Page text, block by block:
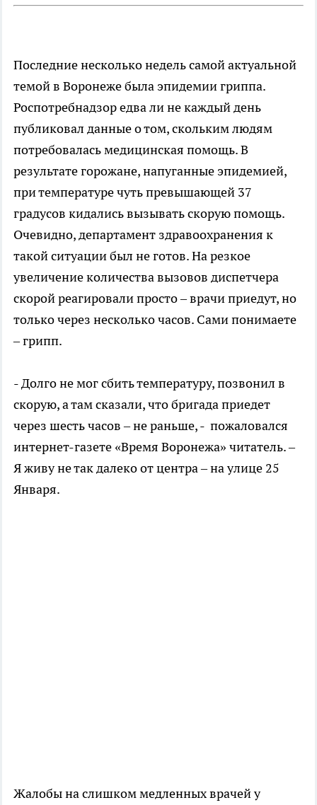
Последние несколько недель самой актуальной
темой в Воронеже была эпидемии гриппа.
Роспотребнадзор едва ли не каждый день
публиковал данные о том, скольким людям
потребовалась медицинская помощь. В
результате горожане, напуганные эпидемией,
при температуре чуть превышающей 37
градусов кидались вызывать скорую помощь.
Очевидно, департамент здравоохранения к
такой ситуации был не готов. На резкое
увеличение количества вызовов диспетчера
скорой реагировали просто – врачи приедут, но
только через несколько часов. Сами понимаете
– грипп.
- Долго не мог сбить температуру, позвонил в
скорую, а там сказали, что бригада приедет
через шесть часов – не раньше, - пожаловался
интернет-газете «Время Воронежа» читатель. –
Я живу не так далеко от центра – на улице 25
Января.
Жалобы на слишком медленных врачей у